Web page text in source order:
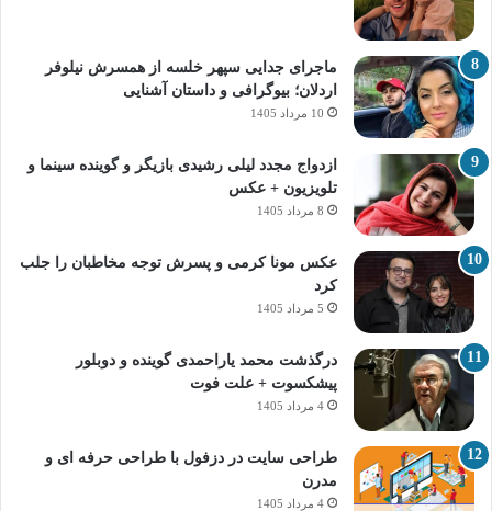
ماجرای جدایی سپهر خلسه از همسرش نیلوفر
اردلان؛ بیوگرافی و داستان آشنایی
10 مرداد 1405
ازدواج مجدد لیلی رشیدی بازیگر و گوینده سینما و
تلویزیون + عکس
8 مرداد 1405
عکس مونا کرمی و پسرش توجه مخاطبان را جلب
کرد
5 مرداد 1405
درگذشت محمد یاراحمدی گوینده و دوبلور
پیشکسوت + علت فوت
4 مرداد 1405
طراحی سایت در دزفول با طراحی حرفه‌ ای و
مدرن
4 مرداد 1405